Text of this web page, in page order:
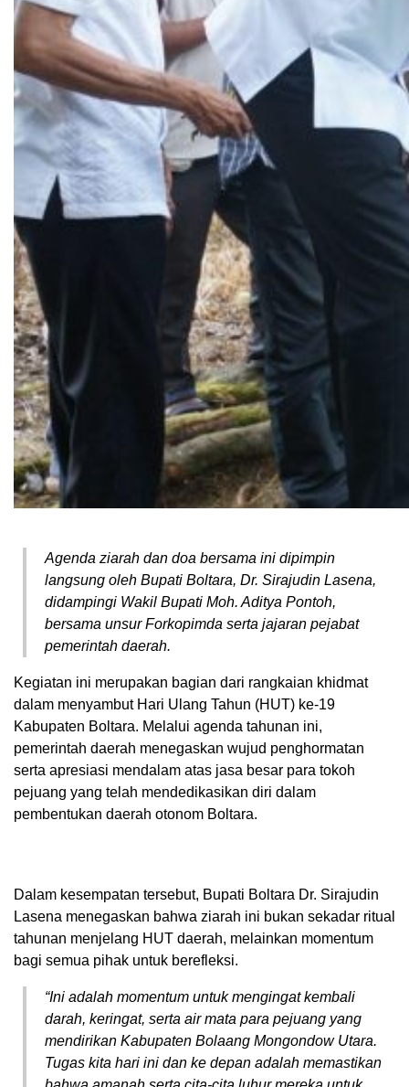
Agenda ziarah dan doa bersama ini dipimpin
langsung oleh Bupati Boltara, Dr. Sirajudin Lasena,
didampingi Wakil Bupati Moh. Aditya Pontoh,
bersama unsur Forkopimda serta jajaran pejabat
pemerintah daerah.
Kegiatan ini merupakan bagian dari rangkaian khidmat
dalam menyambut Hari Ulang Tahun (HUT) ke-19
Kabupaten Boltara. Melalui agenda tahunan ini,
pemerintah daerah menegaskan wujud penghormatan
serta apresiasi mendalam atas jasa besar para tokoh
pejuang yang telah mendedikasikan diri dalam
pembentukan daerah otonom Boltara.
Dalam kesempatan tersebut, Bupati Boltara Dr. Sirajudin
Lasena menegaskan bahwa ziarah ini bukan sekadar ritual
tahunan menjelang HUT daerah, melainkan momentum
bagi semua pihak untuk berefleksi.
“Ini adalah momentum untuk mengingat kembali
darah, keringat, serta air mata para pejuang yang
mendirikan Kabupaten Bolaang Mongondow Utara.
Tugas kita hari ini dan ke depan adalah memastikan